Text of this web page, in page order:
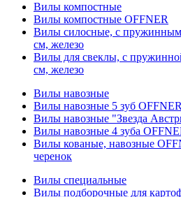
Вилы компостные
Вилы компостные OFFNER
Вилы силосные, с пружинным
см, железо
Вилы для свеклы, с
см, железо
Вилы навозные
Вилы навозные 5 зуб
Вилы навозные "Звезда
Вилы навозные 4 зуба
Вилы кованые, навозные
черенок
Вилы специальные
Вилы подборочные для